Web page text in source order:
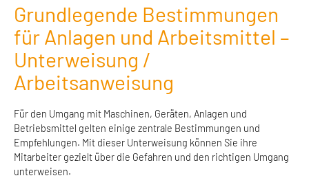
Grundlegende Bestimmungen
für Anlagen und Arbeitsmittel –
Unterweisung /
Arbeitsanweisung
Für den Umgang mit Maschinen, Geräten, Anlagen und
Betriebsmittel gelten einige zentrale Bestimmungen und
Empfehlungen. Mit dieser Unterweisung können Sie ihre
Mitarbeiter gezielt über die Gefahren und den richtigen Umgang
unterweisen.